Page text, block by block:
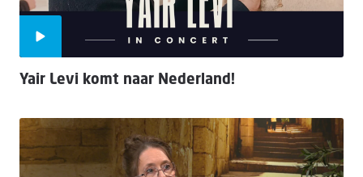
Yair Levi komt naar Nederland!